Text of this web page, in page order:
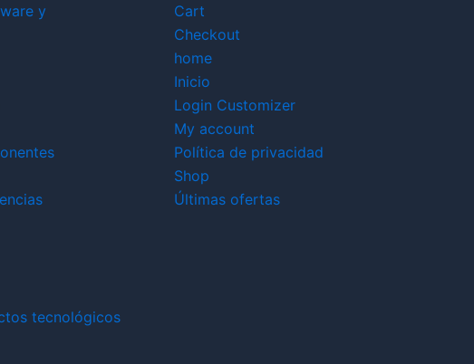
y
tecnológicos
Cart
Checkout
home
Inicio
Login Customizer
My account
Política de privacidad
Shop
Últimas ofertas